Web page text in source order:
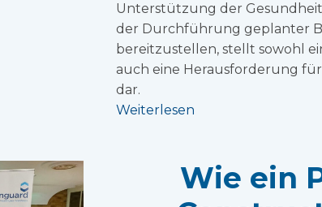
Unterstützung der
der Durchführung geplanter
bereitzustellen, stellt sowohl
auch eine Herausforderung für
dar.
Weiterlesen
Wie ein